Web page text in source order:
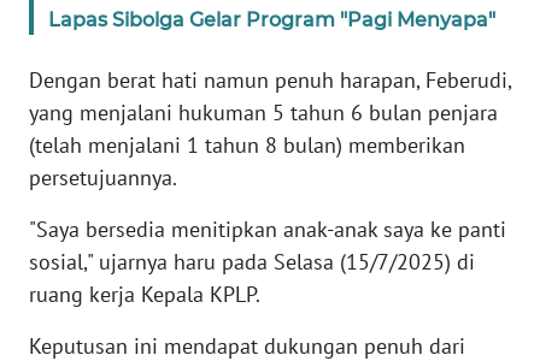
Lapas Sibolga Gelar Program "Pagi Menyapa"
Dengan berat hati namun penuh harapan, Feberudi,
yang menjalani hukuman 5 tahun 6 bulan penjara
(telah menjalani 1 tahun 8 bulan) memberikan
persetujuannya.
"Saya bersedia menitipkan anak-anak saya ke panti
sosial," ujarnya haru pada Selasa (15/7/2025) di
ruang kerja Kepala KPLP.
Keputusan ini mendapat dukungan penuh dari
WN
WN
SULTENG
SULBAR
BABEL